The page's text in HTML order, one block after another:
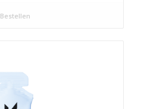
Bestellen